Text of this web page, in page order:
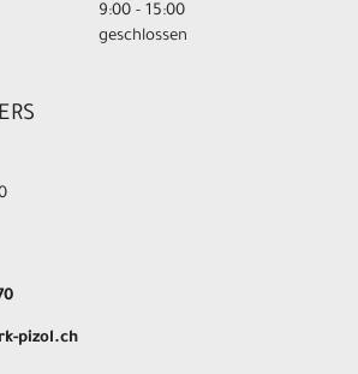
9:00 - 15:00
geschlossen
pizol.ch